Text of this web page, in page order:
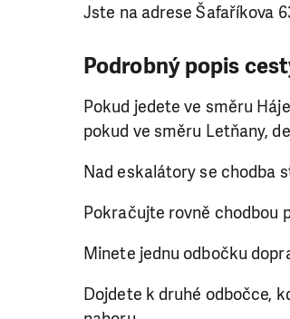
Jste na adrese Šafaříkova
Podrobný popis
Pokud jedete ve směru
pokud ve směru Letňany,
Nad eskalátory se chodba
Pokračujte rovně chodbou
Minete jednu odbočku
Dojdete k druhé odbočce,